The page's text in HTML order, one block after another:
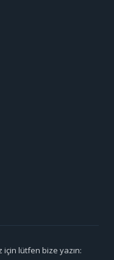
için lütfen bize yazın: